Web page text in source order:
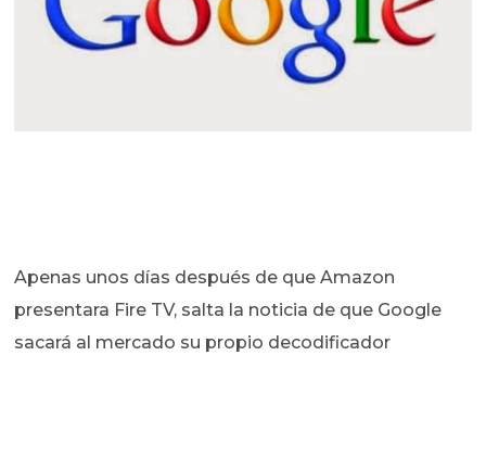
Apenas unos días después de que Amazon
presentara Fire TV, salta la noticia de que Google
sacará al mercado su propio decodificador